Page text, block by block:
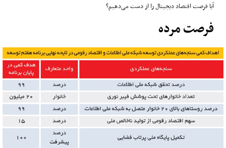
آیا فرصت اقتصاد دیجیتال را از دست می‌دهیم؟
فرصت مرده